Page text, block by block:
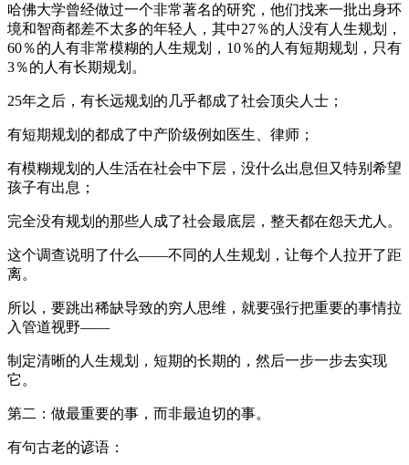
哈佛大学曾经做过一个非常著名的研究，他们找来一批出身环
境和智商都差不太多的年轻人，其中27％的人没有人生规划，
60％的人有非常模糊的人生规划，10％的人有短期规划，只有
3％的人有长期规划。
25年之后，有长远规划的几乎都成了社会顶尖人士；
有短期规划的都成了中产阶级例如医生、律师；
有模糊规划的人生活在社会中下层，没什么出息但又特别希望
孩子有出息；
完全没有规划的那些人成了社会最底层，整天都在怨天尤人。
这个调查说明了什么——不同的人生规划，让每个人拉开了距
离。
所以，要跳出稀缺导致的穷人思维，就要强行把重要的事情拉
入管道视野——
制定清晰的人生规划，短期的长期的，然后一步一步去实现
它。
第二：做最重要的事，而非最迫切的事。
有句古老的谚语：